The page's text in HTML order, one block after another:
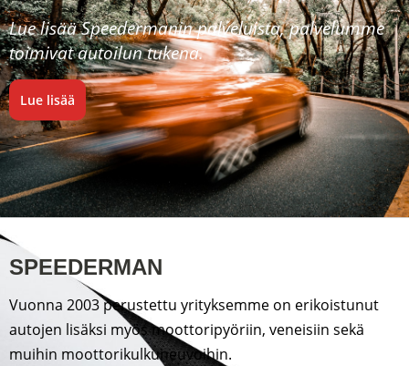
Lue lisää Speedermanin palveluista, palvelumme
toimivat autoilun tukena.
Lue lisää
SPEEDERMAN
Vuonna 2003 perustettu yrityksemme on erikoistunut
autojen lisäksi myös moottoripyöriin, veneisiin sekä
muihin moottorikulkuneuvoihin.